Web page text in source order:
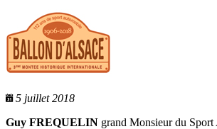
5 juillet 2018
Guy FREQUELIN grand Monsieur du